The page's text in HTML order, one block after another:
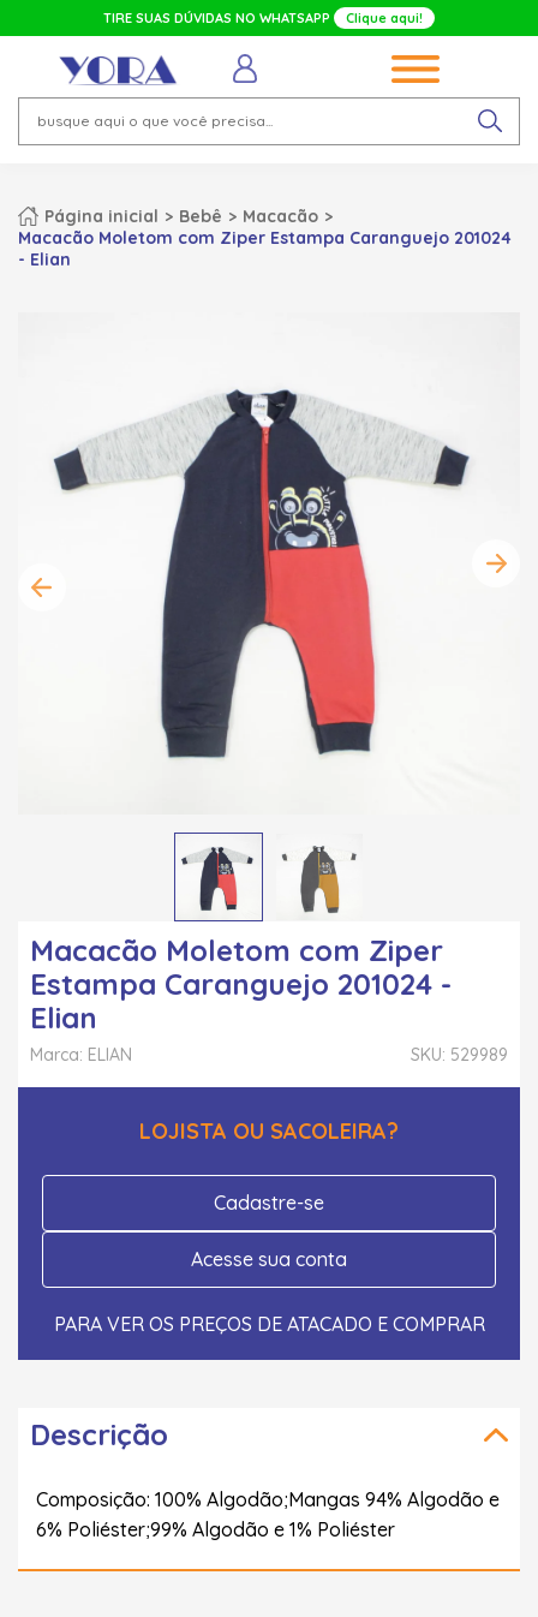
TIRE SUAS DÚVIDAS NO WHATSAPP Clique aqui!
Página inicial Bebê
Macacão
Macacão Moletom com Ziper Estampa Caranguejo 201024
- Elian
Macacão Moletom com Ziper
Estampa Caranguejo 201024 -
Elian
SKU: 529989
Marca: ELIAN
LOJISTA OU SACOLEIRA?
Cadastre-se
Acesse sua conta
PARA VER OS PREÇOS DE ATACADO E COMPRAR
Descrição
Composição: 100% Algodão;Mangas 94% Algodão e
6% Poliéster;99% Algodão e 1% Poliéster